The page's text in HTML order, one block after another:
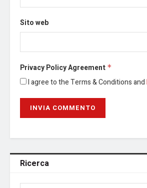
Sito web
Privacy Policy Agreement *
I agree to the Terms & Conditions and
Ricerca